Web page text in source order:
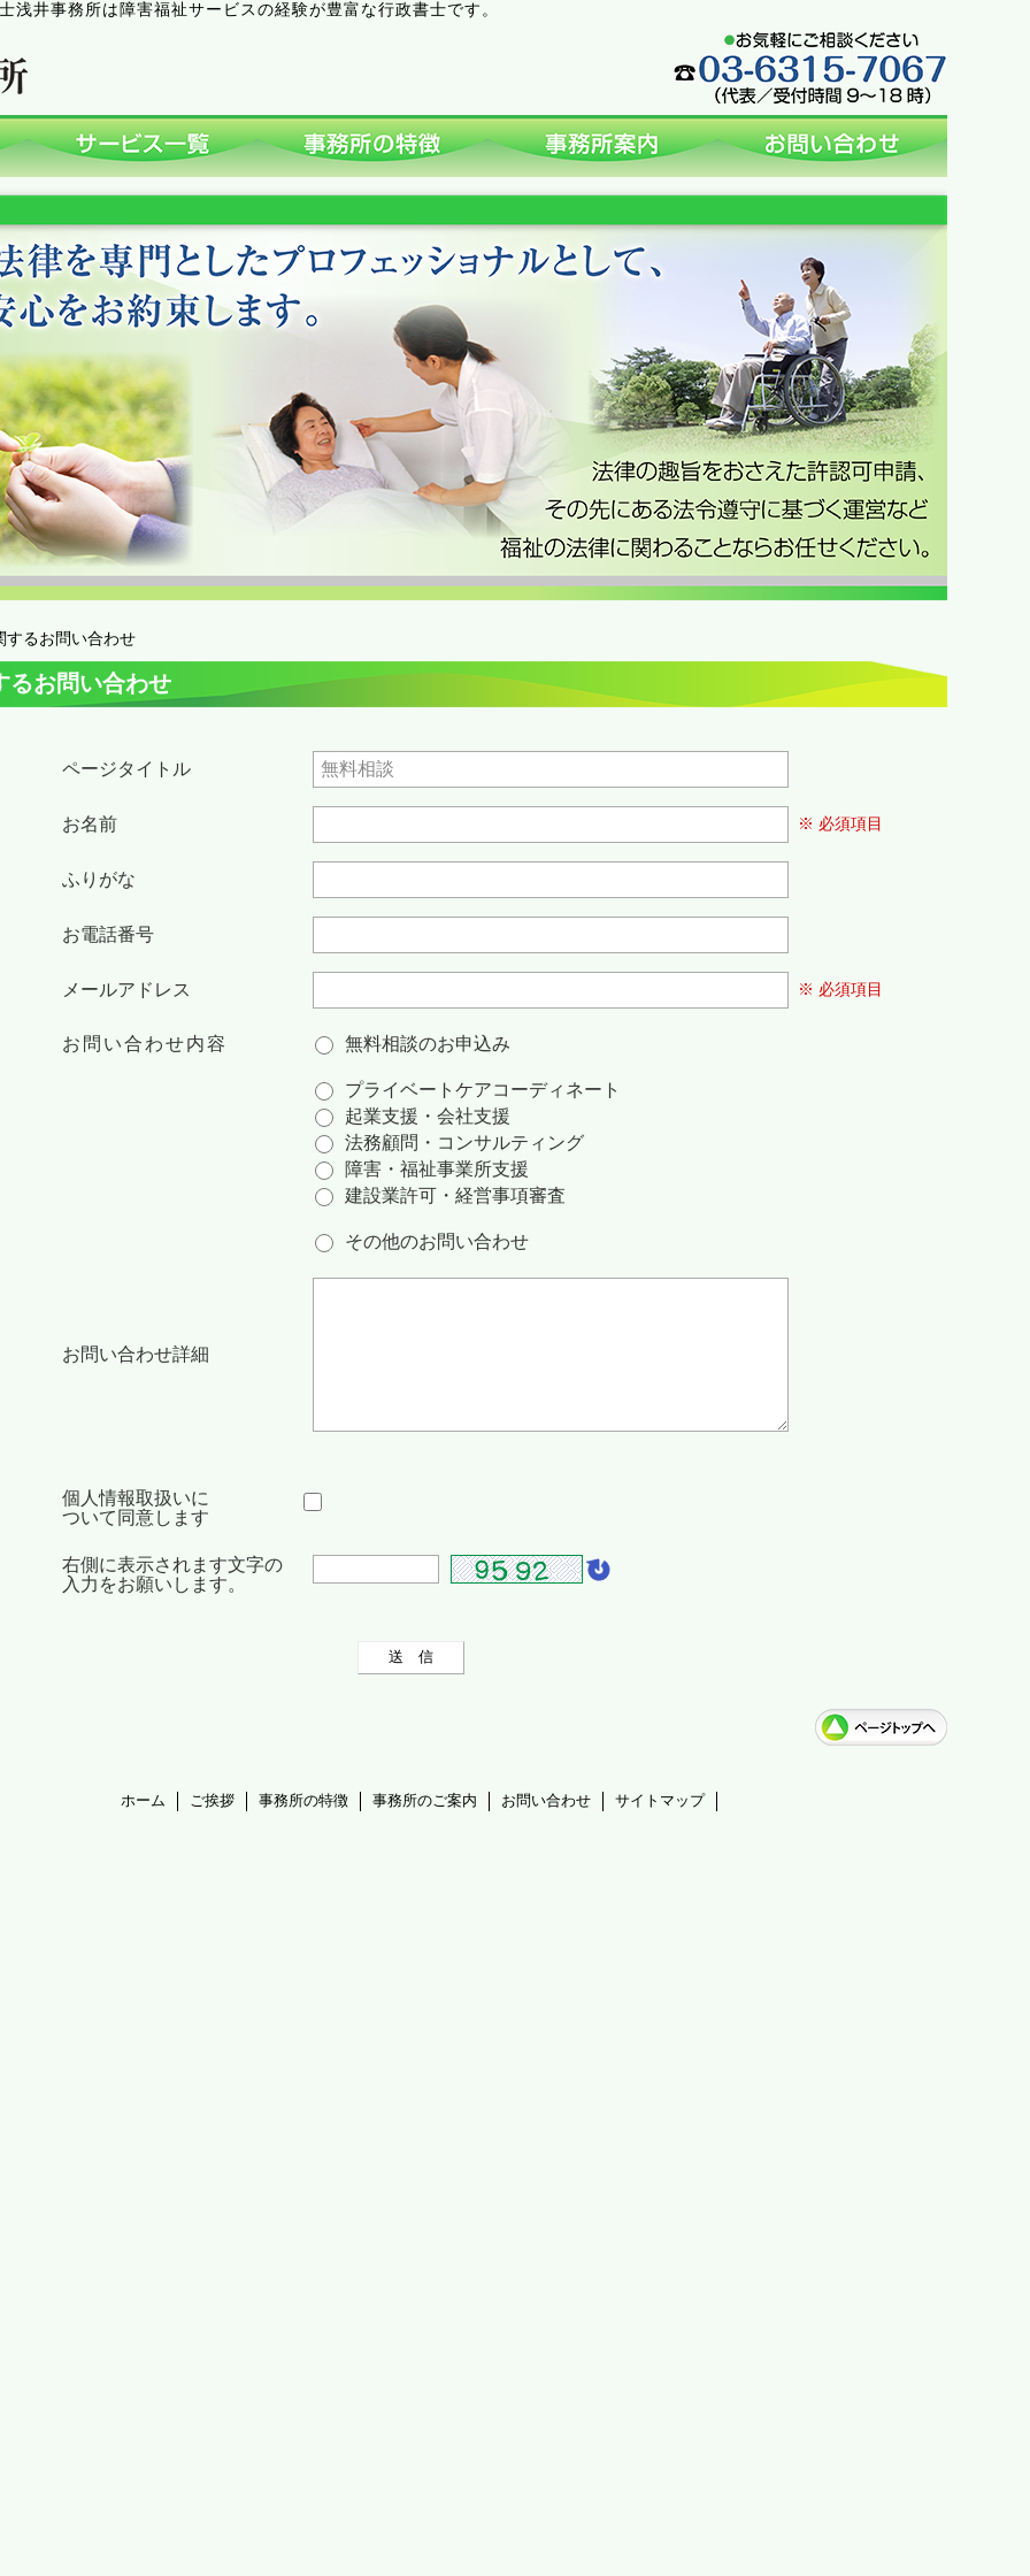
浅井事務所は障害福祉サービスの経験が豊富な行政書士です。
するお問い合わせ
るお問い合わせ
ページタイトル
お名前 ※ 必須項目
ふりがな
お電話番号
メールアドレス ※ 必須項目
お問い合わせ内容 無料相談のお申込み
プライベートケアコーディネート
起業支援・会社支援
法務顧問・コンサルティング
障害・福祉事業所支援
建設業許可・経営事項審査
その他のお問い合わせ
お問い合わせ詳細
個人情報取扱いに
ついて同意します
右側に表示されます文字の
入力をお願いします。
ホーム ご挨拶 事務所の特徴 事務所のご案内 お問い合わせ サイトマップ